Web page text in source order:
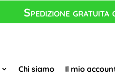
Spedizione
Chi siamo Il mio